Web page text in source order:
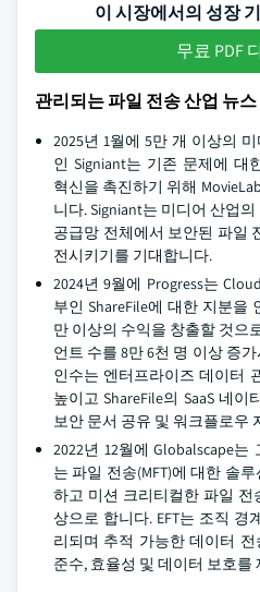
이 시장에서의 성장
무료 PDF
관리되는 파일 전송 산업 뉴스
2025년 1월에 5만 개 이상의
인 Signiant는 기존 문제에 대
혁신을 촉진하기 위해
니다. Signiant는 미디어 산업
공급망 전체에서 보안된 파일
전시키기를 기대합니다.
2024년 9월에 Progress는
부인 ShareFile에 대한 지분을
만 이상의 수익을 창출할 것으
언트 수를 8만 6천 명 이상 증
인수는 엔터프라이즈 데이터
높이고 ShareFile의 SaaS 네
보안 문서 공유 및 워크플로우
2022년 12월에 Globalscape는
는 파일 전송(MFT)에 대한 솔
하고 미션 크리티컬한 파일 전
상으로 합니다. EFT는 조직 경
리되며 추적 가능한 데이터
준수, 효율성 및 데이터 보호를